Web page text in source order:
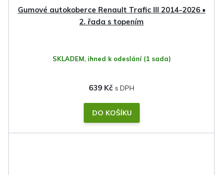
Gumové autokoberce Renault Trafic III 2014-2026 •
2. řada s topením
SKLADEM, ihned k odeslání (1 sada)
639 Kč
DO KOŠÍKU